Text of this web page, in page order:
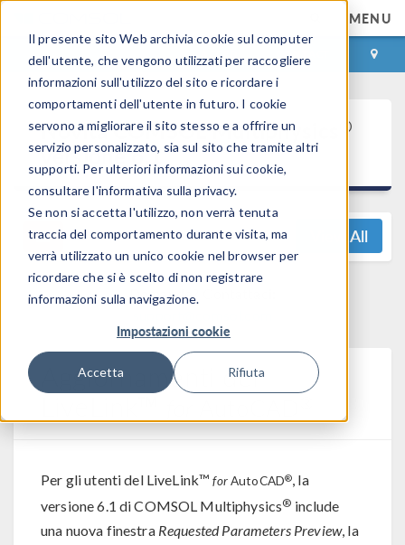
Il presente sito Web archivia cookie sul computer
dell'utente, che vengono utilizzati per raccogliere
informazioni sull'utilizzo del sito e ricordare i
comportamenti dell'utente in futuro. I cookie
servono a migliorare il sito stesso e a offrire un
servizio personalizzato, sia sul sito che tramite altri
supporti. Per ulteriori informazioni sui cookie,
consultare l'informativa sulla privacy.
Se non si accetta l'utilizzo, non verrà tenuta
traccia del comportamento durante visita, ma
verrà utilizzato un unico cookie nel browser per
ricordare che si è scelto di non registrare
informazioni sulla navigazione.
Impostazioni cookie
Accetta Rifiuta
MENU
ACCEDI CONTACT
Novità COMSOL Multiphysics ®
versione 6.1
View All
Domande? Contattaci:
Aggiornamenti del
LiveLink™
Per gli utenti del LiveLink™forAutoCAD®, la
versione 6.1 di COMSOL Multiphysics® include
una nuova finestra Requested Parameters Preview, la